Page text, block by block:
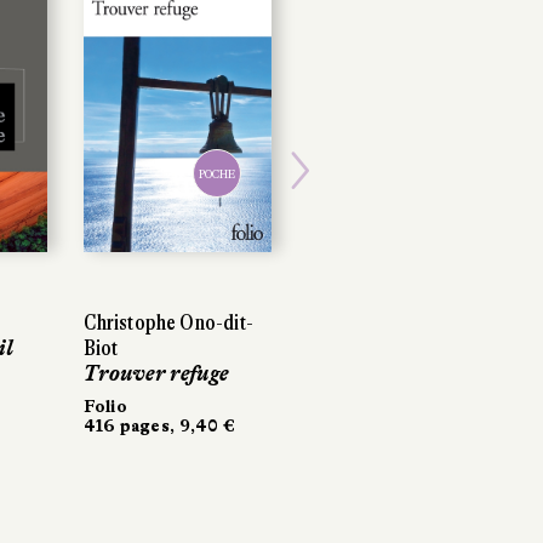
POCHE
Christophe Ono-dit-
Biot
Trouver refuge
Folio
416 pages, 9,40 €
POCHE
Christophe Ono-dit-
Biot
Trouver refuge
Folio
416 pages, 9,40 €